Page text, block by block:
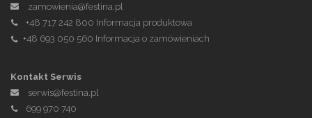
zamowienia@festina.pl
+48 717 242 800 Informacja produktowa
+48 693 050 560 Informacja o zamówieniach
Kontakt Serwis
serwis@festina.pl
699 970 740